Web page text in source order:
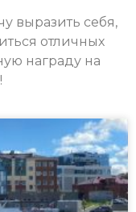
выразить себя,
отличных
награду на